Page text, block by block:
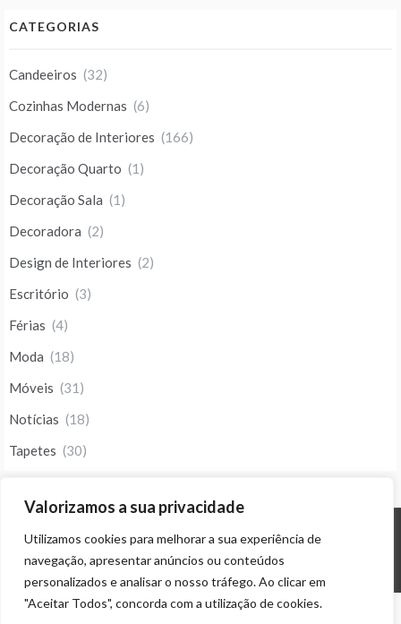
Valorizamos a sua privacidade
Utilizamos cookies para melhorar a sua experiência de
navegação, apresentar anúncios ou conteúdos
personalizados e analisar o nosso tráfego. Ao clicar em
"Aceitar Todos", concorda com a utilização de cookies.
CATEGORIAS
Candeeiros (32)
Cozinhas Modernas (6)
Decoração de Interiores (166)
Decoração Quarto (1)
Decoração Sala (1)
Decoradora (2)
Design de Interiores (2)
Escritório (3)
Férias (4)
Moda (18)
Móveis (31)
Notícias (18)
Tapetes (30)